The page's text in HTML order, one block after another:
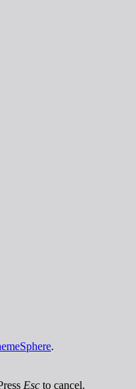
.
Esc to cancel.